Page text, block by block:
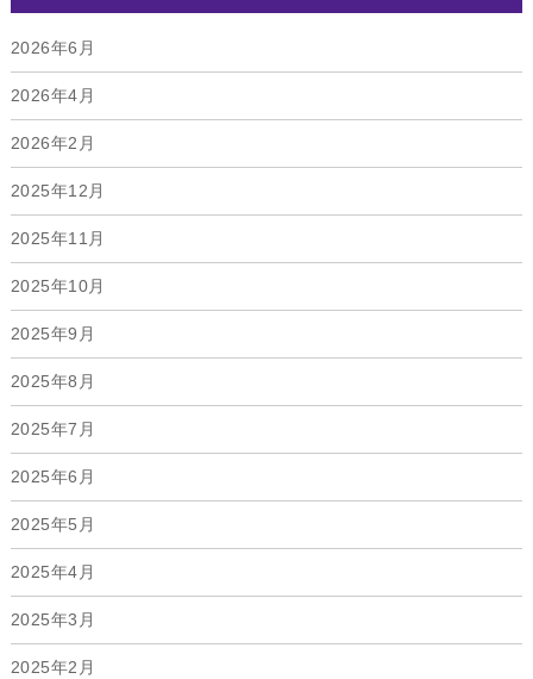
2026年6月
2026年4月
2026年2月
2025年12月
2025年11月
2025年10月
2025年9月
2025年8月
2025年7月
2025年6月
2025年5月
2025年4月
2025年3月
2025年2月